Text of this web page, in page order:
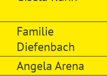
Familie
Diefenbach
Angela Arena